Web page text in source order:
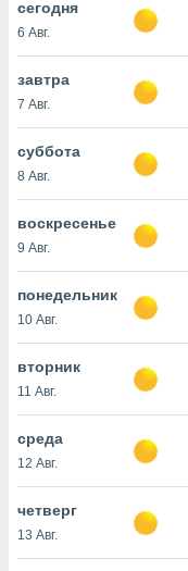
действия
рекламу
основе.
нашей
cookie
нашего
ВЫ
cегодня
6 Авг.
завтра
7 Авг.
суббота
8 Авг.
воскресенье
9 Авг.
понедельник
10 Авг.
вторник
11 Авг.
среда
12 Авг.
четверг
13 Авг.